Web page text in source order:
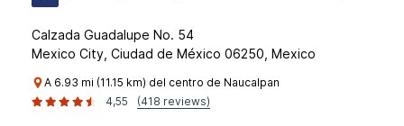
Calzada Guadalupe No. 54
Mexico City, Ciudad de México 06250, Mexico
A 6.93 mi (11.15 km) del centro de Naucalpan
4,55
(418 reviews)